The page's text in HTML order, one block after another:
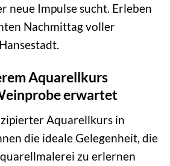
neue Impulse sucht. Erleben
Nachmittag voller
Aquarellkurs
erwartet
Aquarellkurs in
die ideale Gelegenheit, die
zu erlernen